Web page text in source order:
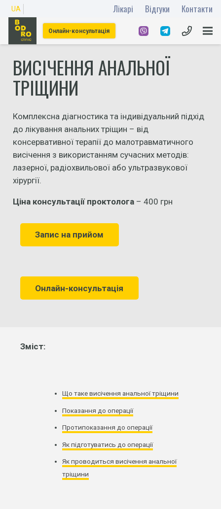
UA Лікарі Відгуки Контакти
Онлайн-консультація
ВИСІЧЕННЯ АНАЛЬНОЇ
ТРІЩИНИ
Комплексна діагностика та індивідуальний підхід
до лікування анальних тріщин – від
консервативної терапії до малотравматичного
висічення з використанням сучасних методів:
лазерної, радіохвильової або ультразвукової
хірургії.
Ціна консультації проктолога– 400 грн
Запис на прийом
Онлайн-консультація
Зміст:
Що таке висічення анальної тріщини
Показання до операції
Протипоказання до операції
Як підготуватись до операції
Як проводиться висічення анальної
тріщини